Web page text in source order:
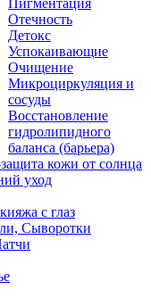
Пигментация
Отечность
Детокс
Успокаивающие
Очищение
Микроциркуляция и
сосуды
Восстановление
гидролипидного
баланса (барьера)
кожи от солнца
уход
с глаз
Сыворотки